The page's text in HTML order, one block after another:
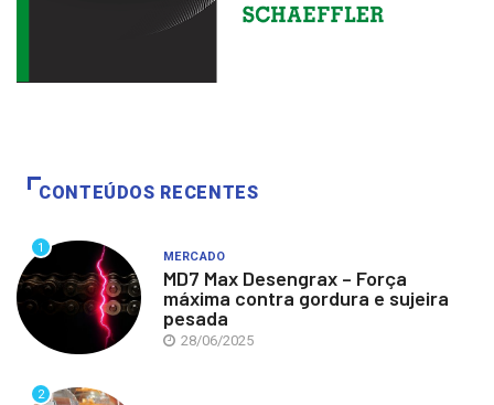
CONTEÚDOS RECENTES
1
MERCADO
MD7 Max Desengrax – Força
máxima contra gordura e sujeira
pesada
28/06/2025
2